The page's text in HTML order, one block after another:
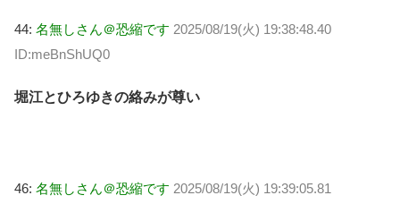
44: 名無しさん＠恐縮です 2025/08/19(火) 19:38:48.40
ID:meBnShUQ0
堀江とひろゆきの絡みが尊い
46: 名無しさん＠恐縮です 2025/08/19(火) 19:39:05.81